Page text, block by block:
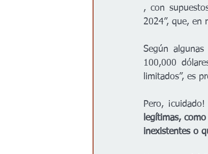
, con
2024”, que, en
Según
100,000
limitados”, es
Pero, ¡cuidado!
legítimas,
inexistentes o